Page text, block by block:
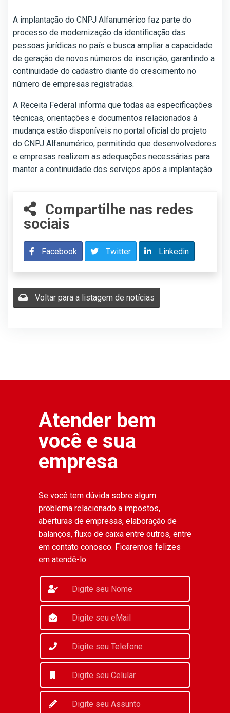
A implantação do CNPJ Alfanumérico faz parte do
processo de modernização da identificação das
pessoas jurídicas no país e busca ampliar a capacidade
de geração de novos números de inscrição, garantindo a
continuidade do cadastro diante do crescimento no
número de empresas registradas.
A Receita Federal informa que todas as especificações
técnicas, orientações e documentos relacionados à
mudança estão disponíveis no portal oficial do projeto
do CNPJ Alfanumérico, permitindo que desenvolvedores
e empresas realizem as adequações necessárias para
manter a continuidade dos serviços após a implantação.
Compartilhe nas redes
sociais
Facebook Twitter Linkedin
Voltar para a listagem de notícias
Atender bem
você e sua
empresa
Se você tem dúvida sobre algum
problema relacionado a impostos,
aberturas de empresas, elaboração de
balanços, fluxo de caixa entre outros, entre
em contato conosco. Ficaremos felizes
em atendê-lo.